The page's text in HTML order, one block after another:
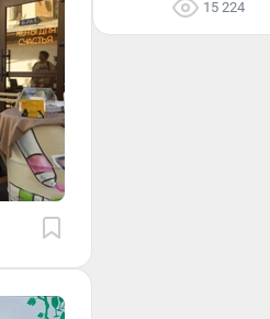
15 224